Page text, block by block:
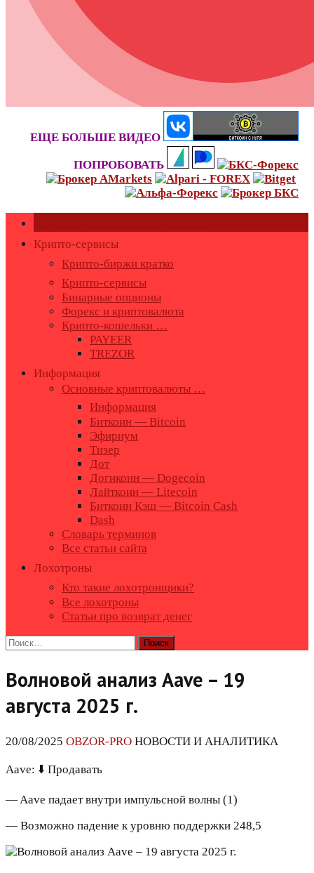
ЕЩЕ БОЛЬШЕ ВИДЕО
ПОПРОБОВАТЬ
Крипто-сервисы
Крипто-биржи кратко
Крипто-сервисы
Бинарные опционы
Форекс и криптовалюта
Крипто-кошельки …
PAYEER
TREZOR
Информация
Основные криптовалюты …
Информация
Биткоин — Bitcoin
Эфириум
Тизер
Дот
Догикоин — Dogecoin
Лайткоин — Litecoin
Биткоин Кэш — Bitcoin Cash
Dash
Словарь терминов
Все статьи сайта
Лохотроны
Кто такие лохотронщики?
Все лохотроны
Статьи про возврат денег
Найти:
Волновой анализ Aave – 19
августа 2025 г.
20/08/2025 OBZOR-PRO НОВОСТИ И АНАЛИТИКА
Aave: ⬇️ Продавать
— Aave падает внутри импульсной волны (1)
— Возможно падение к уровню поддержки 248,5